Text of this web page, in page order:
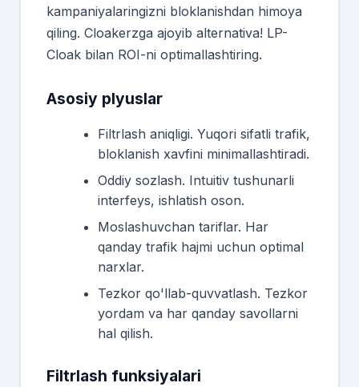
kampaniyalaringizni bloklanishdan himoya
qiling. Cloakerzga ajoyib alternativa! LP-
Cloak bilan ROI-ni optimallashtiring.
Asosiy plyuslar
Filtrlash aniqligi. Yuqori sifatli trafik,
bloklanish xavfini minimallashtiradi.
Oddiy sozlash. Intuitiv tushunarli
interfeys, ishlatish oson.
Moslashuvchan tariflar. Har
qanday trafik hajmi uchun optimal
narxlar.
Tezkor qo'llab-quvvatlash. Tezkor
yordam va har qanday savollarni
hal qilish.
Filtrlash funksiyalari